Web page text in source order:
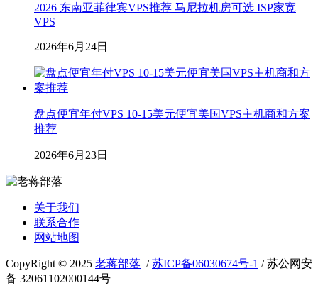
2026 东南亚菲律宾VPS推荐 马尼拉机房可选 ISP家宽
VPS
2026年6月24日
盘点便宜年付VPS 10-15美元便宜美国VPS主机商和方案
推荐
2026年6月23日
关于我们
联系合作
网站地图
CopyRight © 2025 老蒋部落 /苏ICP备06030674号-1 / 苏公网安
备 32061102000144号